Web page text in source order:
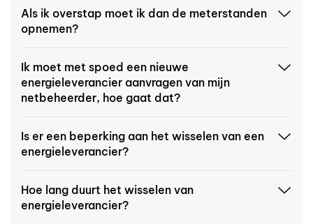
Als ik overstap moet ik dan de meterstanden
opnemen?
Ik moet met spoed een nieuwe
energieleverancier aanvragen van mijn
netbeheerder, hoe gaat dat?
Is er een beperking aan het wisselen van een
energieleverancier?
Hoe lang duurt het wisselen van
energieleverancier?